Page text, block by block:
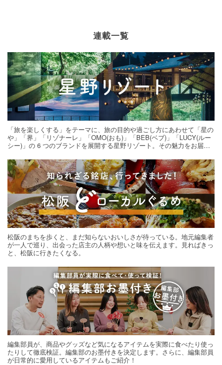
連載一覧
「旅を楽しくする」をテーマに、旅の目的や過ごし方にあわせて「星の
や」「界」「リゾナーレ」「OMO(おも)」「BEB(ベブ)」「LUCY(ルー
シー)」の 6 つのブランドを展開する星野リゾート。その魅力をお届け
松阪のまちを歩くと、まだ知らないおいしさが待っている。地元編集者
が一人で巡り、出会った店主の人柄や想いと味を伝えます。見ればきっ
と、松阪に行きたくなる。
編集部員が、商品やグッズなど気になるアイテムを実際に食べたり使っ
たりして徹底検証。編集部のお墨付きを決定します。さらに、編集部員
が日常的に愛用しているアイテムもご紹介！